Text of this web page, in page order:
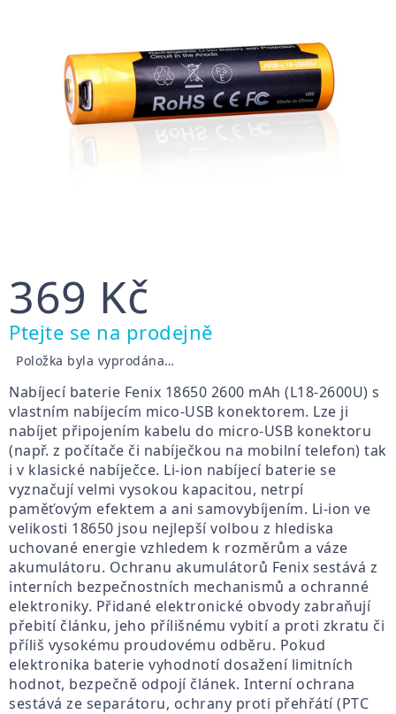
369 Kč
Měrná
cena:
Ptejte se na prodejně
Položka byla vyprodána…
Nabíjecí baterie Fenix 18650 2600 mAh (L18-2600U) s
vlastním nabíjecím mico-USB konektorem. Lze ji
nabíjet připojením kabelu do micro-USB konektoru
(např. z počítače či nabíječkou na mobilní telefon) tak
i v klasické nabíječce. Li-ion nabíjecí baterie se
vyznačují velmi vysokou kapacitou, netrpí
paměťovým efektem a ani samovybíjením. Li-ion ve
velikosti 18650 jsou nejlepší volbou z hlediska
uchované energie vzhledem k rozměrům a váze
akumulátoru. Ochranu akumulátorů Fenix sestává z
interních bezpečnostních mechanismů a ochranné
elektroniky. Přidané elektronické obvody zabraňují
přebití článku, jeho přílišnému vybití a proti zkratu či
příliš vysokému proudovému odběru. Pokud
elektronika baterie vyhodnotí dosažení limitních
hodnot, bezpečně odpojí článek. Interní ochrana
sestává ze separátoru, ochrany proti přehřátí (PTC